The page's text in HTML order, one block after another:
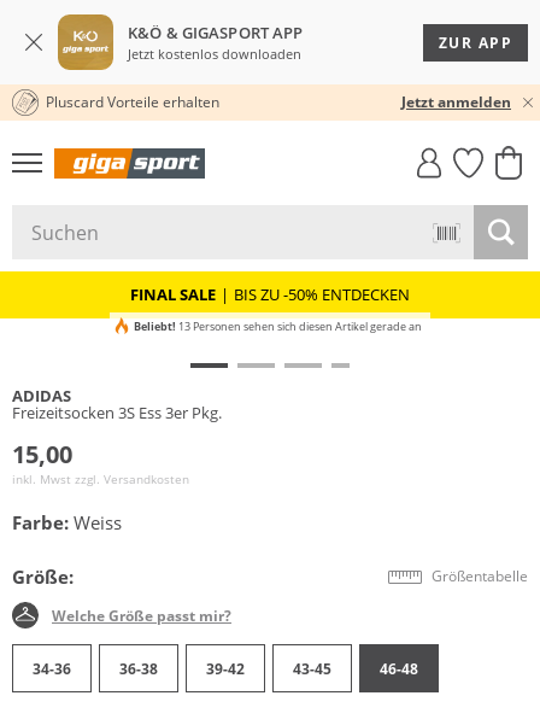
K&Ö & GIGASPORT APP
Jetzt kostenlos downloaden
ZUR APP
KOSTENLOSER VERSAND* & RÜCKVERSAND
30 TAGE RÜCKGABERECHT
Pluscard Vorteile erhalten Jetzt anmelden
GIGASTYLE
FAHRRAD­
MUST-HAVE
FINAL SALE | BIS ZU -50% ENTDECKEN
Beliebt! 13 Personen sehen sich diesen Artikel gerade an
ADIDAS
Freizeitsocken 3S Ess 3er Pkg.
15,00
inkl. Mwst zzgl. Versandkosten
Farbe: Weiss
Größe: Größentabelle
Welche Größe passt mir?
34-36 36-38 39-42 43-45 46-48